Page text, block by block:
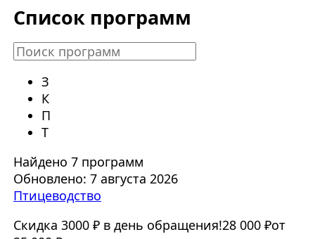
Список программ
З
К
П
Т
Найдено 7 программ
Обновлено: 7 августа 2026
Птицеводство
Скидка 3000 ₽ в день обращения!28 000 ₽от